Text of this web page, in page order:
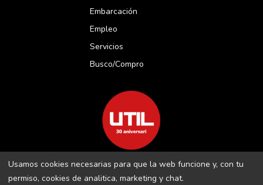
Usamos cookies necesarias para que la web funcione y, con tu
permiso, cookies de analitica, marketing y chat.
Embarcación
Empleo
Servicios
Busco/compro
REVISTA UTIL MENORCA S.L C/ BORJA MOLL, 18 · 07703 MAÓ-